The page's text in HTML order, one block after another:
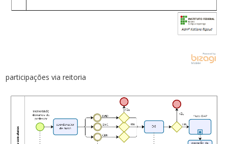
participações via reitoria